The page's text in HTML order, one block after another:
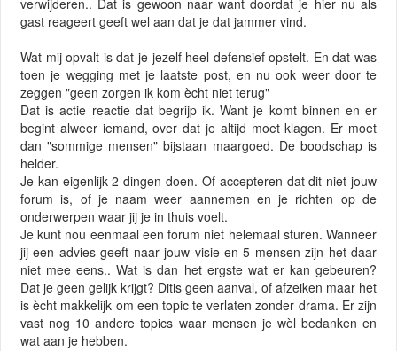
verwijderen.. Dat is gewoon naar want doordat je hier nu als
gast reageert geeft wel aan dat je dat jammer vind.
Wat mij opvalt is dat je jezelf heel defensief opstelt. En dat was
toen je wegging met je laatste post, en nu ook weer door te
zeggen "geen zorgen ik kom ècht niet terug"
Dat is actie reactie dat begrijp ik. Want je komt binnen en er
begint alweer iemand, over dat je altijd moet klagen. Er moet
dan "sommige mensen" bijstaan maargoed. De boodschap is
helder.
Je kan eigenlijk 2 dingen doen. Of accepteren dat dit niet jouw
forum is, of je naam weer aannemen en je richten op de
onderwerpen waar jij je in thuis voelt.
Je kunt nou eenmaal een forum niet helemaal sturen. Wanneer
jij een advies geeft naar jouw visie en 5 mensen zijn het daar
niet mee eens.. Wat is dan het ergste wat er kan gebeuren?
Dat je geen gelijk krijgt? Ditis geen aanval, of afzeiken maar het
is ècht makkelijk om een topic te verlaten zonder drama. Er zijn
vast nog 10 andere topics waar mensen je wèl bedanken en
wat aan je hebben.